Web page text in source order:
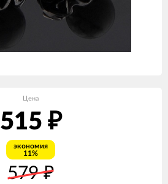
Цена
515 ₽
экономия
11%
579₽